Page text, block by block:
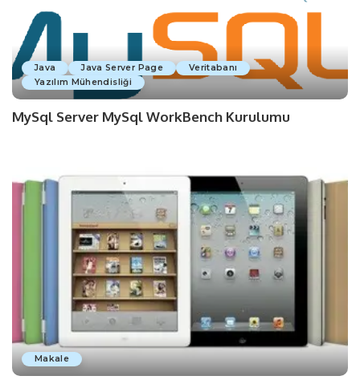
Java Java Server Page
Veritabanı
Yazılım Mühendisliği
MySql Server MySql WorkBench Kurulumu
Makale